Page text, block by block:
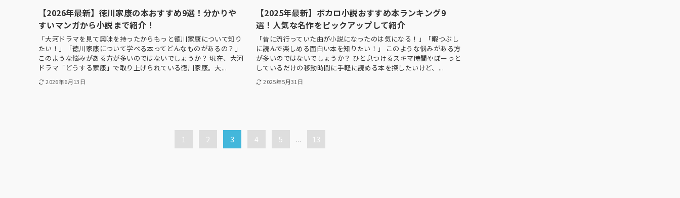
【2026年最新】徳川家康の本おすすめ9選！分かりや
すいマンガから小説まで紹介！
「大河ドラマを見て興味を持ったからもっと徳川家康について知り
たい！」「徳川家康について学べる本ってどんなものがあるの？」
このような悩みがある方が多いのではないでしょうか？ 現在、大河
ドラマ「どうする家康」で取り上げられている徳川家康。大...
2026年6月13日
【2025年最新】ボカロ小説おすすめ本ランキング9
選！人気な名作をピックアップして紹介
「昔に流行っていた曲が小説になったのは気になる！」「暇つぶし
に読んで楽しめる面白い本を知りたい！」 このような悩みがある方
が多いのではないでしょうか？ ひと息つけるスキマ時間やぼーっと
しているだけの移動時間に手軽に読める本を探したいけど、...
2025年5月31日
1 2 3 4 5 ... 13